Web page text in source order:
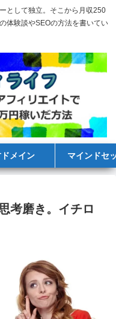
として独立。そこから月収250
体験談やSEOの方法を書いてい
メイン マインドセ
考磨き。イチロ